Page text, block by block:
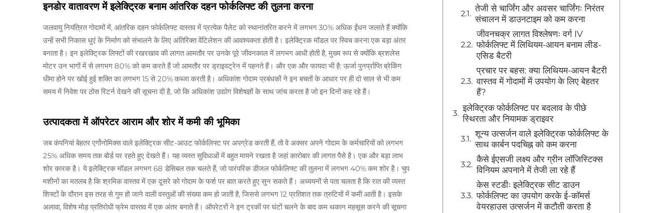
इनडोर वातावरण में इलेक्ट्रिक बनाम आंतरिक दहन फोर्कलिफ्ट की तुलना करना
जलवायु नियंत्रित गोदामों में, आंतरिक दहन फोर्कलिफ्ट वास्तव में प्रत्येक पैलेट को स्थानांतरित करने में लगभग 30% अधिक ईंधन जलाते हैं क्योंकि
उन्हें सभी निकास धुएं के निर्माण को संभालने के लिए अतिरिक्त वेंटिलेशन की आवश्यकता होती है। इलेक्ट्रिक मॉडल पर स्विच करना एक बड़ा अंतर
बनाता है। इन इलेक्ट्रिक लिफ्टों की रखरखाव की लागत आमतौर पर उनके पूरे जीवनकाल में लगभग आधी होती है, मुख्य रूप से क्योंकि ब्रशलेस
मोटर उन भागों में से लगभग 80% को कम करते हैं जो आमतौर पर ड्राइवट्रेन में पहनते हैं। और एक और फायदा भी है: ऊर्जा पुनर्प्राप्ति ब्रेकिंग
धीमा होने पर खोई हुई शक्ति का लगभग 15 से 20% कब्जा करती है। अधिकांश गोदाम प्रबंधकों ने इन बचतों के आधार पर ही दो साल से भी कम
समय में निवेश पर ठोस रिटर्न देखने की सूचना दी है, जो कि अधिकांश उद्योग विशेषज्ञों के साथ जांच करता है जो इन दिनों कह रहे हैं।
उत्पादकता में ऑपरेटर आराम और शोर में कमी की भूमिका
जब कंपनियां बेहतर एर्गोनोमिक्स वाले इलेक्ट्रिक सीट-आउट फोर्कलिफ्ट पर अपग्रेड करती हैं, तो वे अक्सर अपने गोदाम के कर्मचारियों को लगभग
25% अधिक समय तक बोर्ड पर रहते हुए देखते हैं। यह व्यस्त सुविधाओं में बहुत मायने रखता है जहां कारोबार की लागत पैसे है। एक और बड़ा लाभ
शोर कारक है। ये इलेक्ट्रिक मॉडल लगभग 68 डेसिबल तक चलते हैं, जो पारंपरिक डीजल फोर्कलिफ्ट की तुलना में लगभग 40% कम शोर है। चुप
मशीनों का मतलब है कि श्रमिक वास्तव में एक दूसरे को गोदाम के फर्श पर बात करते हुए सुन सकते हैं। अध्ययनों से पता चलता है कि रात की व्यस्त
शिफ्टों के दौरान इस तरह से गुम हो जाने वाली वस्तुओं की संख्या कम हो जाती है, जिससे लगभग 12 प्रतिशत तक त्रुटियों में कमी आती है। इसके
अलावा, विशेष मोड़ प्रतिरोधी फ्रेम वास्तव में एक अंतर बनाते हैं। ऑपरेटरों ने इन ट्रकों पर घंटों चलने के बाद कम थकान महसूस करने की सूचना
तेजी से चार्जिंग और अवसर चार्जिंगः निरंतर
संचालन में डाउनटाइम को कम करना
जीवनचक्र लागत विश्लेषणः वर्ग IV
फोर्कलिफ्ट में लिथियम-आयन बनाम लीड-
एसिड बैटरी
प्रचार पर बहस: क्या लिथियम-आयन बैटरी
वास्तव में गोदामों में उपयोग के लिए बेहतर
हैं?
इलेक्ट्रिक फोर्कलिफ्ट पर बदलाव के पीछे
स्थिरता और नियामक ड्राइवर
शून्य उत्सर्जन वाले इलेक्ट्रिक फोर्कलिफ्ट के
साथ कार्बन पदचिह्न को कम करना
कैसे ईएसजी लक्ष्य और ग्रीन लॉजिस्टिक्स
विनियम अपनाने में तेजी ला रहे हैं
केस स्टडीः इलेक्ट्रिक सीट डाउन
फोर्कलिफ्ट का उपयोग करके ई-कॉमर्स
वेयरहाउस उत्सर्जन में कटौती करता है